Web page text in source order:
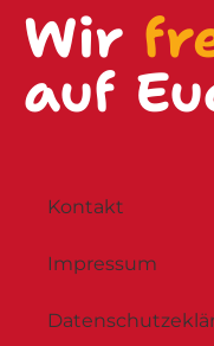
Wir
auf
Kontakt
Impressum